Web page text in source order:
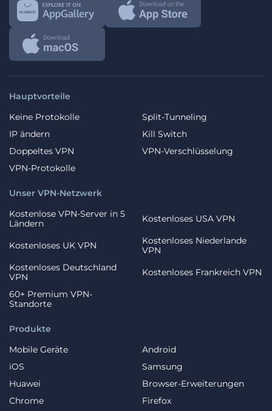
Hauptvorteile
Keine Protokolle
Split-Tunneling
IP ändern
Kill Switch
Doppeltes VPN
VPN-Verschlüsselung
VPN-Protokolle
Produkte
Mobile Geräte
Android
iOS
Samsung
Huawei
Browser-Erweiterungen
Chrome
Firefox
Unser VPN-Netzwerk
Kostenlose VPN-Server in 5
Ländern
Kostenloses USA VPN
Kostenloses UK VPN
Kostenloses Niederlande
VPN
Kostenloses Deutschland
VPN
Kostenloses Frankreich VPN
60+ Premium VPN-
Standorte